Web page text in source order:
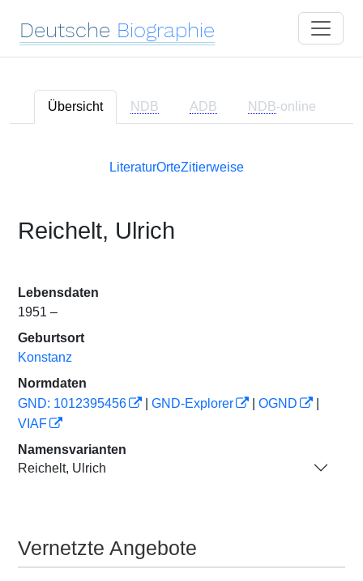
Deutsche Biographie
Übersicht NDB ADB NDB-online
LiteraturOrteZitierweise
Reichelt, Ulrich
Lebensdaten
1951 –
Geburtsort
Konstanz
Normdaten
GND: 1012395456
GND-Explorer OGND
VIAF
Namensvarianten
Reichelt, Ulrich
Vernetzte Angebote